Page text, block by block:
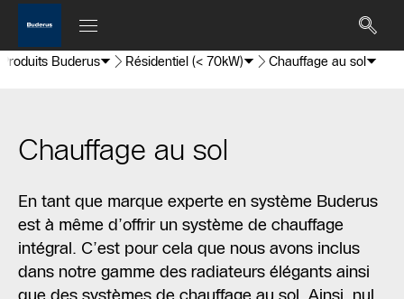
Produits Buderus Résidentiel (< 70kW) Chauffage au sol
Chauffage au sol
En tant que marque experte en système Buderus
est à même d’offrir un système de chauffage
intégral. C’est pour cela que nous avons inclus
dans notre gamme des radiateurs élégants ainsi